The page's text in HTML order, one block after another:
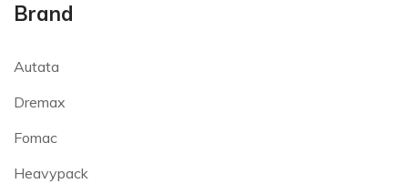
Brand
Autata
Dremax
Fomac
Heavypack